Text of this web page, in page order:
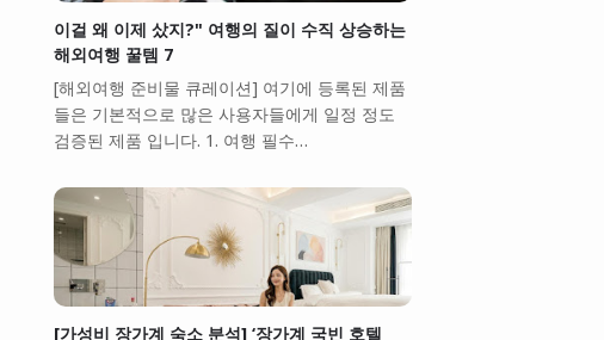
이걸 왜 이제 샀지?" 여행의 질이 수직 상승하는
해외여행 꿀템 7
[해외여행 준비물 큐레이션] 여기에 등록된 제품
들은 기본적으로 많은 사용자들에게 일정 정도
검증된 제품 입니다. 1. 여행 필수…
[가성비 장가계 숙소 분석] ‘장가계 국빈 호텔